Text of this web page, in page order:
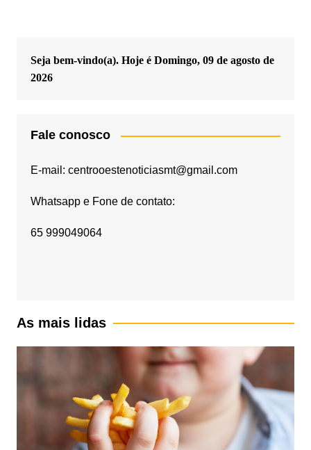
Seja bem-vindo(a). Hoje é Domingo, 09 de agosto de
2026
Fale conosco
E-mail: centrooestenoticiasmt@gmail.com
Whatsapp e Fone de contato:
65 999049064
As mais lidas